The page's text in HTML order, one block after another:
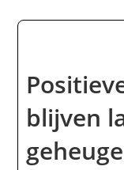
blijven